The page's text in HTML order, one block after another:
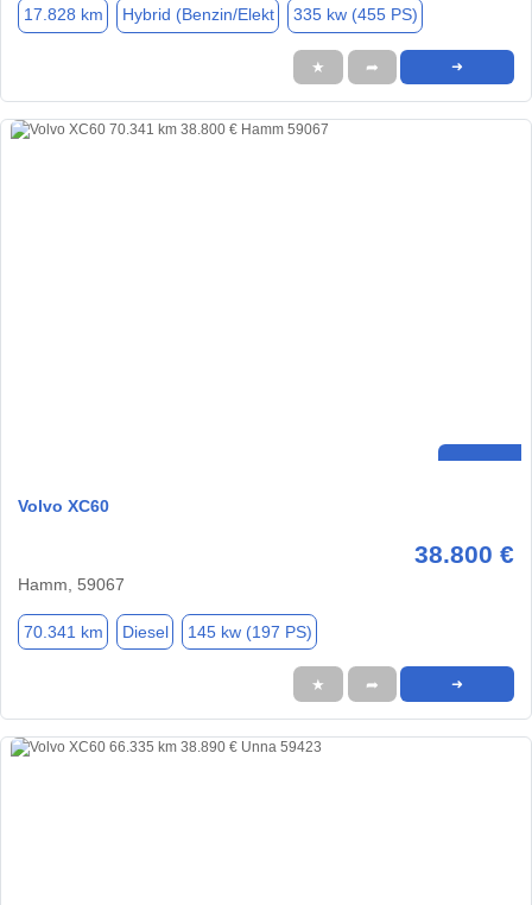
17.828 km Hybrid (Benzin/Elekt 335 kw (455 PS)
★ ➦ ➜
Volvo XC60
38.800 €
Hamm, 59067
70.341 km Diesel 145 kw (197 PS)
★ ➦ ➜